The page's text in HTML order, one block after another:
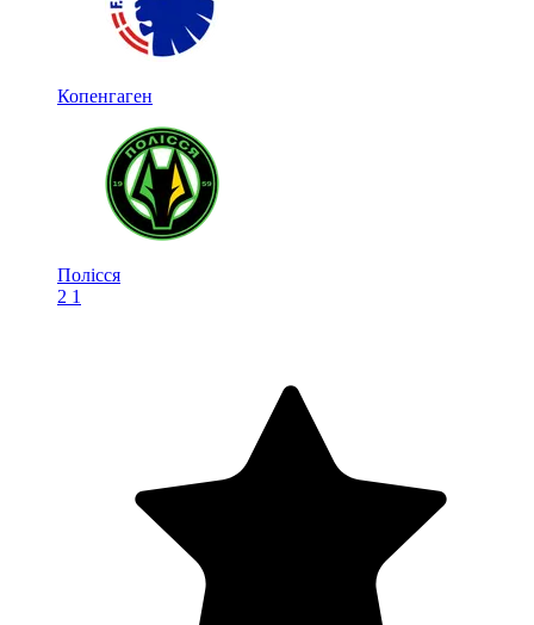
Копенгаген
Полісся
2 1